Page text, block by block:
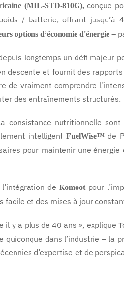
(MIL-STD-810G),conçue
/ batterie, offrant jusqu’à
options d’économie d'énergie –
longtemps un défi majeur
descente et fournit des
de vraiment comprendre
des entraînements structurés.
consistance nutritionnelle
intelligent FuelWise™de
pour maintenir une
l’intégration deKomootpour
et des mises à jour
y a plus de 40 ans », explique
quiconque dans l’industrie –
d’expertise et de